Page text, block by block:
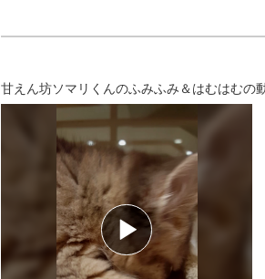
甘えん坊ソマリくんのふみふみ＆はむはむの